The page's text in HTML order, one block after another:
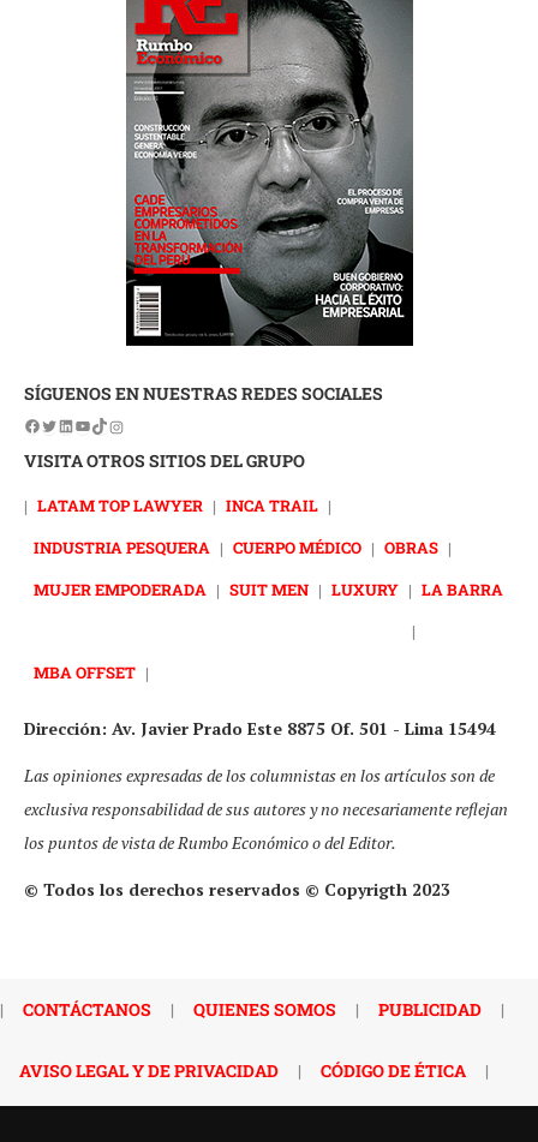
SÍGUENOS EN NUESTRAS REDES SOCIALES
VISITA OTROS SITIOS DEL GRUPO
| LATAM TOP LAWYER | INCA TRAIL |
INDUSTRIA PESQUERA | CUERPO MÉDICO | OBRAS |
MUJER EMPODERADA | SUIT MEN | LUXURY | LA BARRA
|
MBA OFFSET |
Dirección: Av. Javier Prado Este 8875 Of. 501 - Lima 15494
Las opiniones expresadas de los columnistas en los artículos son de
exclusiva responsabilidad de sus autores y no necesariamente reflejan
los puntos de vista de Rumbo Económico o del Editor.
© Todos los derechos reservados © Copyrigth 2023
| CONTÁCTANOS | QUIENES SOMOS | PUBLICIDAD |
AVISO LEGAL Y DE PRIVACIDAD | CÓDIGO DE ÉTICA |